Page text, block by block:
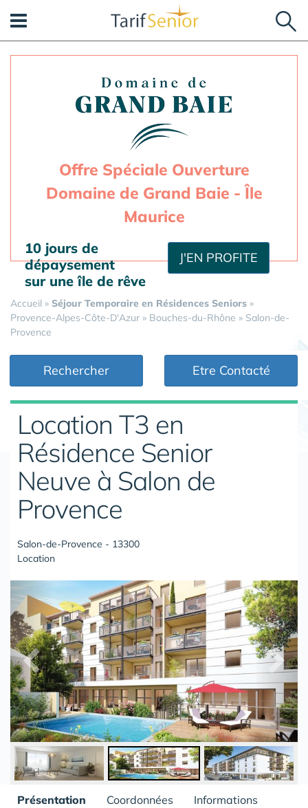
Offre Spéciale Ouverture
Domaine de Grand Baie - Île
Maurice
J'EN PROFITE
10 jours de
dépaysement
sur une île de rêve
Accueil » Séjour Temporaire en Résidences Seniors »
Provence-Alpes-Côte-D'Azur » Bouches-du-Rhône » Salon-de-
Provence
Rechercher Etre Contacté
Location T3 en
Résidence Senior
Neuve à Salon de
Provence
Salon-de-Provence - 13300
Location
Présentation Coordonnées
Informations